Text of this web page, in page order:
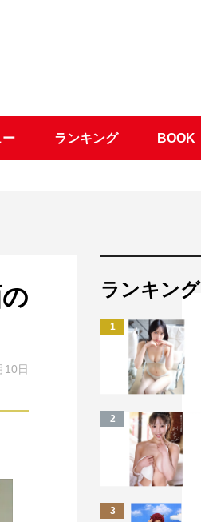
ー ランキング BOOK
10日
ランキング
1
2
3